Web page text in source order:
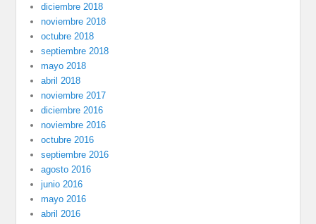
diciembre 2018
noviembre 2018
octubre 2018
septiembre 2018
mayo 2018
abril 2018
noviembre 2017
diciembre 2016
noviembre 2016
octubre 2016
septiembre 2016
agosto 2016
junio 2016
mayo 2016
abril 2016